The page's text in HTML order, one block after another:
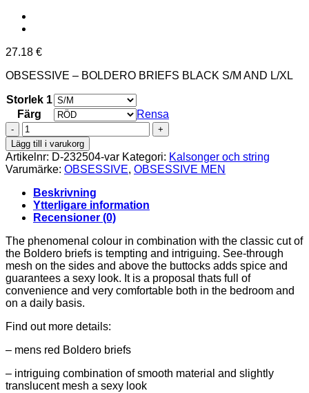
27.18 €
OBSESSIVE – BOLDERO BRIEFS BLACK S/M AND L/XL
Storlek 1
Färg
Rensa
OBSESSIVE
-
BOLDERO
BRIEFS
mängd
Lägg till i varukorg
Artikelnr: D-232504-var Kategori: Kalsonger och string
Varumärke: OBSESSIVE, OBSESSIVE MEN
Beskrivning
Ytterligare information
Recensioner (0)
The phenomenal colour in combination with the classic cut of
the Boldero briefs is tempting and intriguing. See-through
mesh on the sides and above the buttocks adds spice and
guarantees a sexy look. It is a proposal thats full of
convenience and very comfortable both in the bedroom and
on a daily basis.
Find out more details:
– mens red Boldero briefs
– intriguing combination of smooth material and slightly
translucent mesh a sexy look